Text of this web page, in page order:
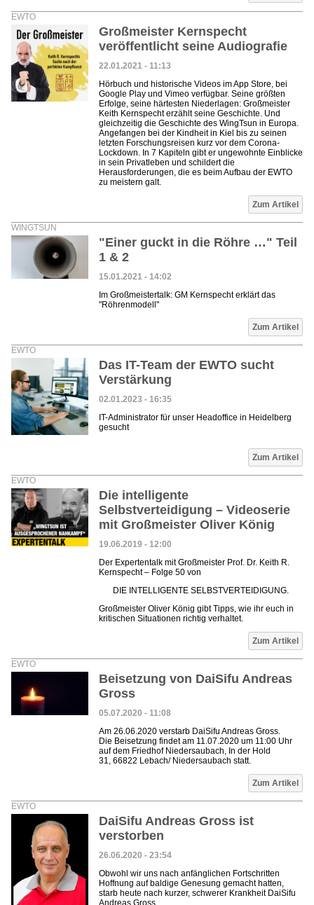
EWTO
Großmeister Kernspecht
veröffentlicht seine Audiografie
22.01.2021 - 11:13
Hörbuch und historische Videos im App Store, bei
Google Play und Vimeo verfügbar. Seine größten
Erfolge, seine härtesten Niederlagen: Großmeister
Keith Kernspecht erzählt seine Geschichte. Und
gleichzeitig die Geschichte des WingTsun in Europa.
Angefangen bei der Kindheit in Kiel bis zu seinen
letzten Forschungsreisen kurz vor dem Corona-
Lockdown. In 7 Kapiteln gibt er ungewohnte Einblicke
in sein Privatleben und schildert die
Herausforderungen, die es beim Aufbau der EWTO
zu meistern galt.
Zum Artikel
WINGTSUN
"Einer guckt in die Röhre …" Teil
1 & 2
15.01.2021 - 14:02
Im Großmeistertalk: GM Kernspecht erklärt das
"Röhrenmodell"
Zum Artikel
EWTO
Das IT-Team der EWTO sucht
Verstärkung
02.01.2023 - 16:35
IT-Administrator für unser Headoffice in Heidelberg
gesucht
Zum Artikel
EWTO
Die intelligente
Selbstverteidigung – Videoserie
mit Großmeister Oliver König
19.06.2019 - 12:00
Der Expertentalk mit Großmeister Prof. Dr. Keith R.
Kernspecht – Folge 50 von
DIE INTELLIGENTE SELBSTVERTEIDIGUNG.
Großmeister Oliver König gibt Tipps, wie ihr euch in
kritischen Situationen richtig verhaltet.
Zum Artikel
EWTO
Beisetzung von DaiSifu Andreas
Gross
05.07.2020 - 11:08
Am 26.06.2020 verstarb DaiSifu Andreas Gross.
Die Beisetzung findet am 11.07.2020 um 11:00 Uhr
auf dem Friedhof Niedersaubach, In der Hold
31, 66822 Lebach/ Niedersaubach statt.
Zum Artikel
EWTO
DaiSifu Andreas Gross ist
verstorben
26.06.2020 - 23:54
Obwohl wir uns nach anfänglichen Fortschritten
Hoffnung auf baldige Genesung gemacht hatten,
starb heute nach kurzer, schwerer Krankheit DaiSifu